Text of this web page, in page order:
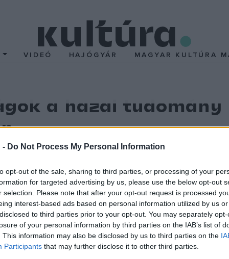
- Do Not Process My Personal Information
opt-out of the sale, sharing to third parties, or processing of your
for targeted advertising by us, please use the below opt-out
selection. Please note that after your opt-out request is processed
interest-based ads based on personal information utilized by us
to third parties prior to your opt-out. You may separately
of your personal information by third parties on the IAB’s list of
This information may also be disclosed by us to third parties on the
Participants that may further disclose it to other third parties.
VIDEÓ HAJÓGYÁR MAGYAR KULTÚRA
a hazai tudomány
(OTKA) működésének folytonos centralizációja aláássa a
és Technikatörténet zsűri 2005. márciusban lemondott
TRT-zsűri által nagy gonddal, időben és a kívánalmaknak
i ülésén a zsűrivel (a zsűri elnökével) való konzultáció nélkül
testület ezzel megsértette az OTKA ügyrendjét is.